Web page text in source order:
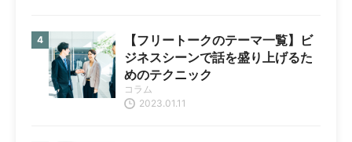
【フリートークのテーマ一覧】ビ
ジネスシーンで話を盛り上げるた
めのテクニック
2023.01.11
コラム